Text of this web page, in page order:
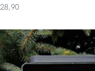
28,90